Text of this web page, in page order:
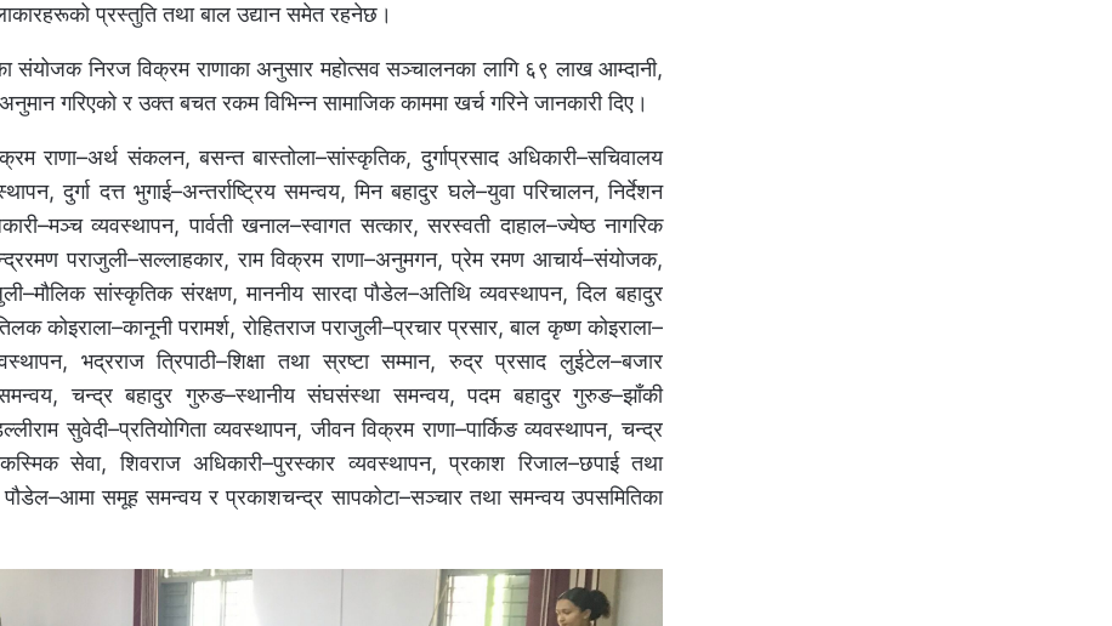
प्रस्तुति तथा बाल उद्यान समेत रहनेछ।
निरज विक्रम राणाका अनुसार महोत्सव सञ्चालनका लागि ६९ लाख आम्दानी,
गरिएको र उक्त बचत रकम विभिन्न सामाजिक काममा खर्च गरिने जानकारी दिए।
राणा–अर्थ संकलन, बसन्त बास्तोला–सांस्कृतिक, दुर्गाप्रसाद अधिकारी–सचिवालय
दुर्गा दत्त भुगाई–अन्तर्राष्ट्रिय समन्वय, मिन बहादुर घले–युवा परिचालन, निर्देशन
व्यवस्थापन, पार्वती खनाल–स्वागत सत्कार, सरस्वती दाहाल–ज्येष्ठ नागरिक
पराजुली–सल्लाहकार, राम विक्रम राणा–अनुमगन, प्रेम रमण आचार्य–संयोजक,
सांस्कृतिक संरक्षण, माननीय सारदा पौडेल–अतिथि व्यवस्थापन, दिल बहादुर
कोइराला–कानूनी परामर्श, रोहितराज पराजुली–प्रचार प्रसार, बाल कृष्ण कोइराला–
भद्रराज त्रिपाठी–शिक्षा तथा स्रष्टा सम्मान, रुद्र प्रसाद लुईटेल–बजार
चन्द्र बहादुर गुरुङ–स्थानीय संघसंस्था समन्वय, पदम बहादुर गुरुङ–झाँकी
सुवेदी–प्रतियोगिता व्यवस्थापन, जीवन विक्रम राणा–पार्किङ व्यवस्थापन, चन्द्र
सेवा, शिवराज अधिकारी–पुरस्कार व्यवस्थापन, प्रकाश रिजाल–छपाई तथा
समूह समन्वय र प्रकाशचन्द्र सापकोटा–सञ्चार तथा समन्वय उपसमितिका